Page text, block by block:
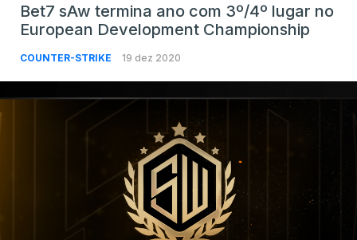
Bet7 sAw termina ano com 3º/4º lugar no
European Development Championship
COUNTER-STRIKE 19 dez 2020